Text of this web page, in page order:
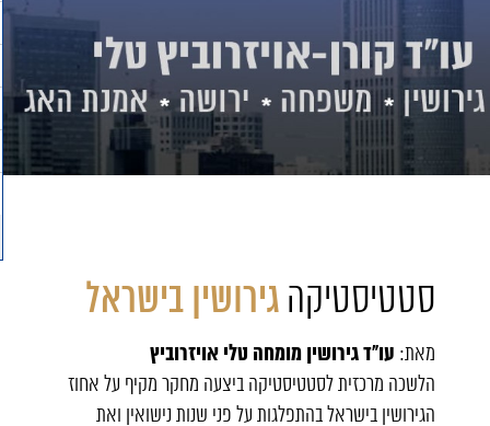
סטטיסטיקה גירושין בישראל
מאת: עו"ד גירושין מומחה טלי אויזרוביץ
הלשכה מרכזית לסטטיסטיקה ביצעה מחקר מקיף על אחוז
הגירושין בישראל בהתפלגות על פני שנות נישואין ואת